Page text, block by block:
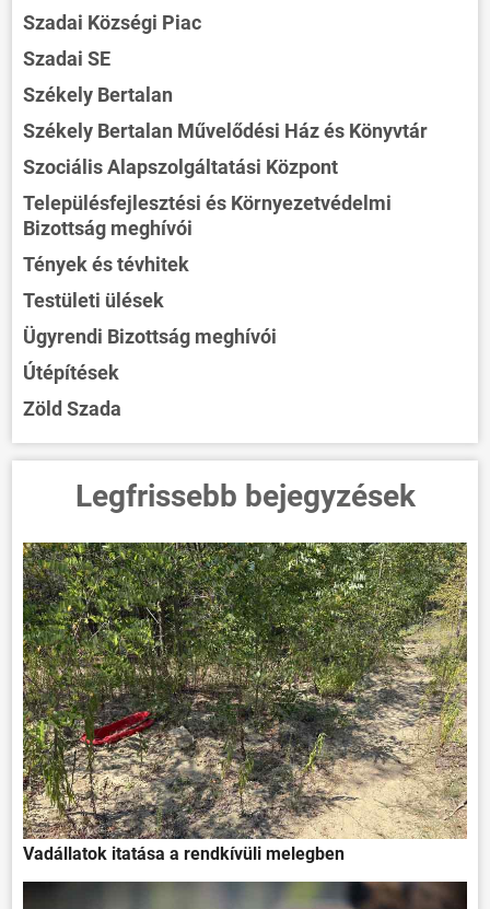
Szadai Községi Piac
Szadai SE
Székely Bertalan
Székely Bertalan Művelődési Ház és Könyvtár
Szociális Alapszolgáltatási Központ
Településfejlesztési és Környezetvédelmi
Bizottság meghívói
Tények és tévhitek
Testületi ülések
Ügyrendi Bizottság meghívói
Útépítések
Zöld Szada
Legfrissebb bejegyzések
Vadállatok itatása a rendkívüli melegben